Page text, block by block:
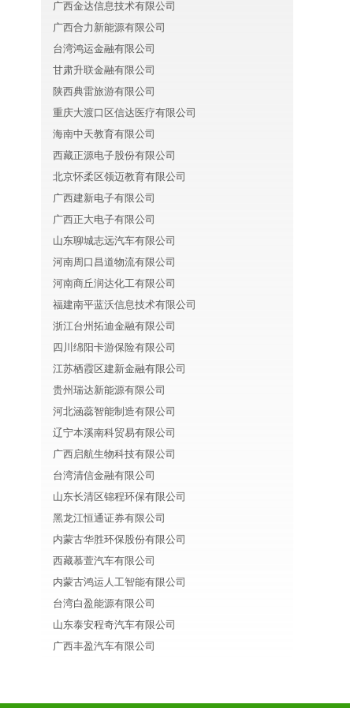
广西金达信息技术有限公司
广西合力新能源有限公司
台湾鸿运金融有限公司
甘肃升联金融有限公司
陕西典雷旅游有限公司
重庆大渡口区信达医疗有限公司
海南中天教育有限公司
西藏正源电子股份有限公司
北京怀柔区领迈教育有限公司
广西建新电子有限公司
广西正大电子有限公司
山东聊城志远汽车有限公司
河南周口昌道物流有限公司
河南商丘润达化工有限公司
福建南平蓝沃信息技术有限公司
浙江台州拓迪金融有限公司
四川绵阳卡游保险有限公司
江苏栖霞区建新金融有限公司
贵州瑞达新能源有限公司
河北涵蕊智能制造有限公司
辽宁本溪南科贸易有限公司
广西启航生物科技有限公司
台湾清信金融有限公司
山东长清区锦程环保有限公司
黑龙江恒通证券有限公司
内蒙古华胜环保股份有限公司
西藏慕萱汽车有限公司
内蒙古鸿运人工智能有限公司
台湾白盈能源有限公司
山东泰安程奇汽车有限公司
广西丰盈汽车有限公司